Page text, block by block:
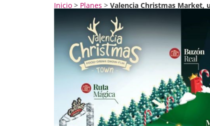
Inicio> Planes > Valencia Christmas Market,